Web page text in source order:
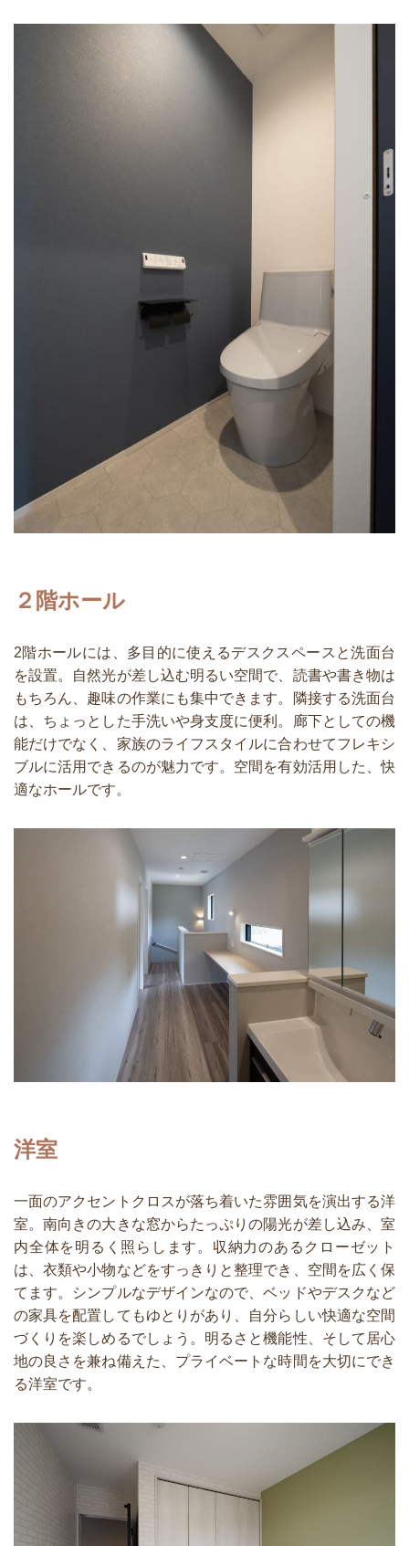
２階ホール
2階ホールには、多目的に使えるデスクスペースと洗面台
を設置。自然光が差し込む明るい空間で、読書や書き物は
もちろん、趣味の作業にも集中できます。隣接する洗面台
は、ちょっとした手洗いや身支度に便利。廊下としての機
能だけでなく、家族のライフスタイルに合わせてフレキシ
ブルに活用できるのが魅力です。空間を有効活用した、快
適なホールです。
洋室
一面のアクセントクロスが落ち着いた雰囲気を演出する洋
室。南向きの大きな窓からたっぷりの陽光が差し込み、室
内全体を明るく照らします。収納力のあるクローゼット
は、衣類や小物などをすっきりと整理でき、空間を広く保
てます。シンプルなデザインなので、ベッドやデスクなど
の家具を配置してもゆとりがあり、自分らしい快適な空間
づくりを楽しめるでしょう。明るさと機能性、そして居心
地の良さを兼ね備えた、プライベートな時間を大切にでき
る洋室です。